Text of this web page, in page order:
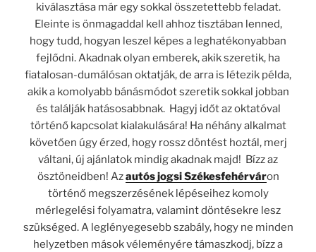
kiválasztása már egy sokkal összetettebb feladat.
Eleinte is önmagaddal kell ahhoz tisztában lenned,
hogy tudd, hogyan leszel képes a leghatékonyabban
fejlődni. Akadnak olyan emberek, akik szeretik, ha
fiatalosan-dumálósan oktatják, de arra is létezik példa,
akik a komolyabb bánásmódot szeretik sokkal jobban
és találják hatásosabbnak. Hagyj időt az oktatóval
történő kapcsolat kialakulására! Ha néhány alkalmat
követően úgy érzed, hogy rossz döntést hoztál, merj
váltani, új ajánlatok mindig akadnak majd! Bízz az
ösztöneidben! Azautós jogsi Székesfehérváron
történő megszerzésének lépéseihez komoly
mérlegelési folyamatra, valamint döntésekre lesz
szükséged. A leglényegesebb szabály, hogy ne minden
helyzetben mások véleményére támaszkodj, bízz a